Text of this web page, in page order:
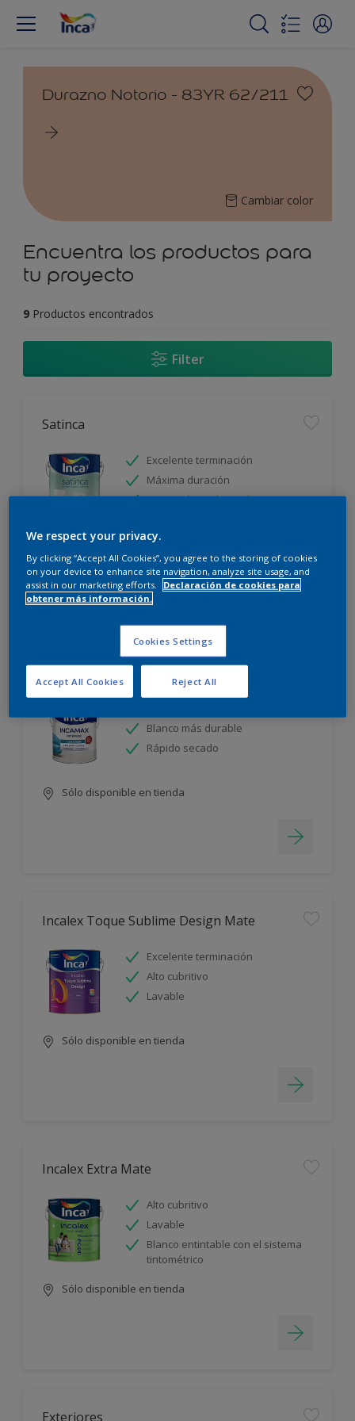
Durazno Notorio - 83YR 62/211
Cambiar color
Encuentra los productos para
tu proyecto
9 Productos encontrados
Filter
Satinca
Excelente terminación
Máxima duración
Protección prolongada
Sólo disponible en tienda
Blanco más durable
Rápido secado
Sólo disponible en tienda
Incalex Toque Sublime Design Mate
Excelente terminación
Alto cubritivo
Lavable
Sólo disponible en tienda
Incalex Extra Mate
Alto cubritivo
Lavable
Blanco entintable con el sistema
tintométrico
Sólo disponible en tienda
Exteriores
We respect your privacy.
By clicking “Accept All Cookies”, you agree to the storing of cookies
on your device to enhance site navigation, analyze site usage, and
assist in our marketing efforts.
Declaración de cookies para
obtener más información.
Cookies Settings
Reject All
Accept All Cookies